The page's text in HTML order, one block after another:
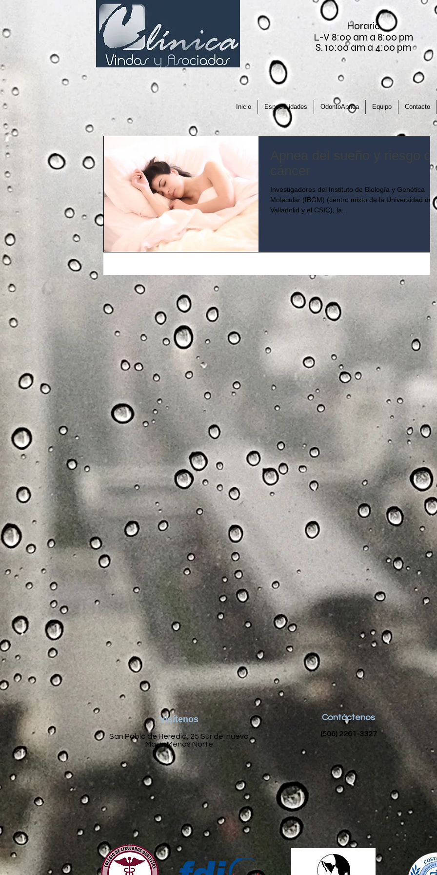
Horario
L-V 8:00 am a 8:00 pm
S. 10:00 am a 4:00 pm
Inicio Especialidades OdontoApnea Equipo Contacto
Investigadores del Instituto de Biología y Genética
Molecular (IBGM) (centro mixto de la Universidad de
Valladolid y el CSIC), la...
Visítenos
San Pablo de Heredia, 25 Sur del nuevo
Mas x Menos Norte
Contáctenos
(506) 2261-3327